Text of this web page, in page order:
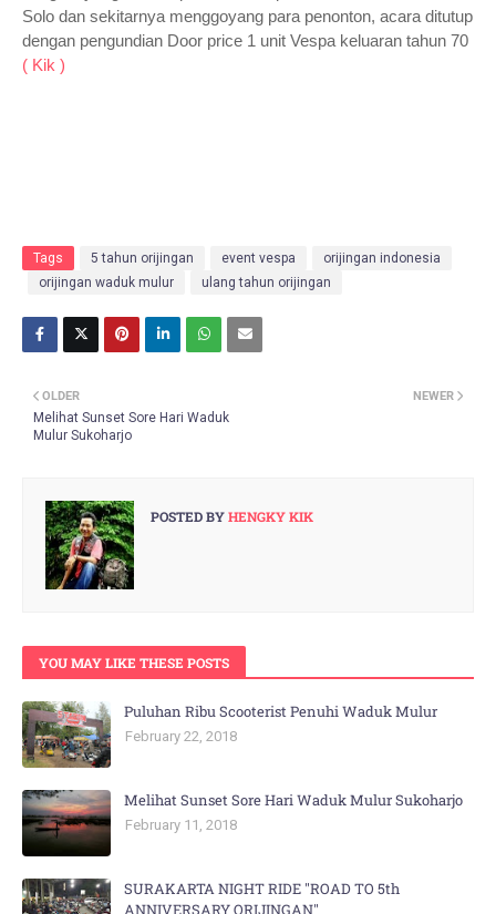
Solo dan sekitarnya menggoyang para penonton, acara ditutup
dengan pengundian Door price 1 unit Vespa keluaran tahun 70
( Kik )
Tags 5 tahun orijingan event vespa
orijingan indonesia
orijingan waduk mulur
ulang tahun orijingan
NEWER
OLDER
Melihat Sunset Sore Hari Waduk
Mulur Sukoharjo
POSTED BYHENGKY KIK
YOU MAY LIKE THESE POSTS
Puluhan Ribu Scooterist Penuhi Waduk Mulur
February 22, 2018
Melihat Sunset Sore Hari Waduk Mulur Sukoharjo
February 11, 2018
SURAKARTA NIGHT RIDE "ROAD TO 5th
ANNIVERSARY ORIJINGAN"